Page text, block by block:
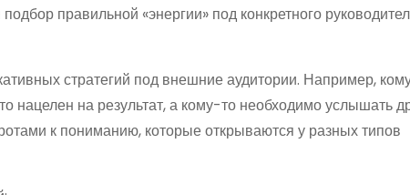
правильной «энергии» под конкретного
стратегий под внешние аудитории. Например,
нацелен на результат, а кому-то необходимо услышать
к пониманию, которые открываются у разных типов